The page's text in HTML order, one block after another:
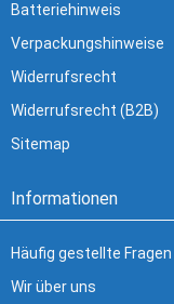
Batteriehinweis
Verpackungshinweise
Widerrufsrecht
Widerrufsrecht (B2B)
Sitemap
Informationen
Häufig gestellte Fragen
Wir über uns